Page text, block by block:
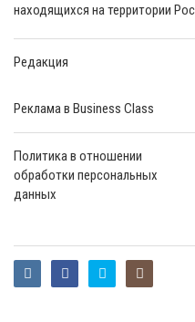
находящихся на территории
Редакция
Реклама в Business Class
Политика в отношении
обработки персональных
данных